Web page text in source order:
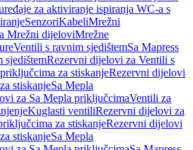
za aktiviranje ispiranja WC-a s
SenzoriKabeliMrežni
Mrežni dijeloviMrežne
Ventili s ravnim sjedištemSa Mapress
sjedištemRezervni dijelovi za Ventili s
za stiskanjeRezervni dijelovi
stiskanjeSa Mepla
za Sa Mepla priključcimaVentili za
Kuglasti ventiliRezervni dijelovi za
za stiskanjeRezervni dijelovi
stiskanjeSa Mepla